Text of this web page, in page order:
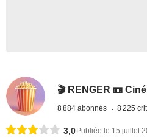
🎬 RENGER 📼
8 884 abonnés 8 225
3,0 Publiée le 15 juillet